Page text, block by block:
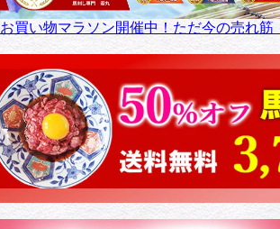
お買い物マラソン開催中！ただ今の売れ